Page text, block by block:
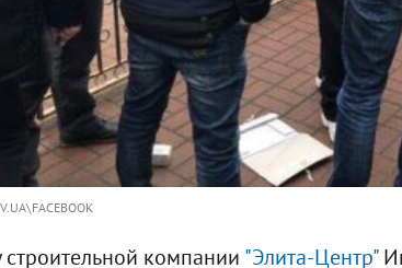
компании "Элита-Центр"